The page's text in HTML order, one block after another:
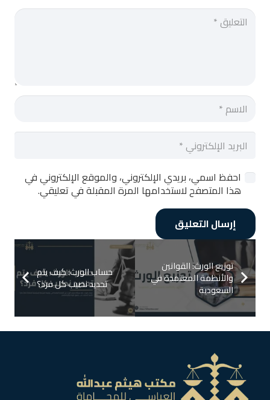
احفظ اسمي، بريدي الإلكتروني، والموقع الإلكتروني في
هذا المتصفح لاستخدامها المرة المقبلة في تعليقي.
إرسال التعليق
حساب الورث: كيف يتم
تحديد نصيب كل فرد؟
توزيع الورث: القوانين
والأنظمة المعتمدة في
السعودية